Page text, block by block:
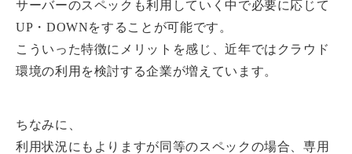
サーバーのスペックも利用していく中で必要に応じて
UP・DOWNをすることが可能です。
こういった特徴にメリットを感じ、近年ではクラウド
環境の利用を検討する企業が増えています。
ちなみに、
利用状況にもよりますが同等のスペックの場合、専用